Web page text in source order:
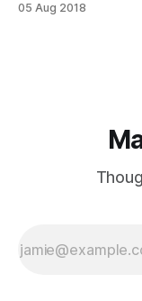
https://pixabay.com * https://www.pexels.com *
05 Aug 2018